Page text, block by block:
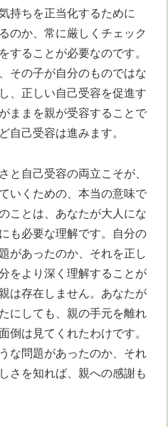
持ちを正当化するために
のか、常に厳しくチェック
することが必要なのです。
その子が自分のものではな
、正しい自己受容を促進す
ままを親が受容することで
自己受容は進みます。
と自己受容の両立こそが、
いくための、本当の意味で
ことは、あなたが大人にな
も必要な理解です。自分の
があったのか、それを正し
をより深く理解することが
は存在しません。あなたが
にしても、親の手元を離れ
倒は見てくれたわけです。
な問題があったのか、それ
さを知れば、親への感謝も